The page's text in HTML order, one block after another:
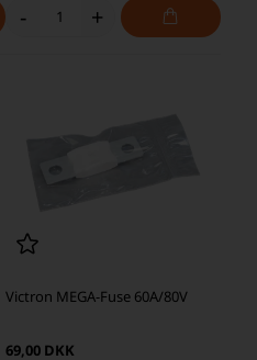
- +
Victron MEGA-Fuse 60A/80V
69,00 DKK